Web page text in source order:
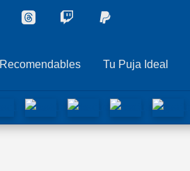
Recomendables Tu Puja Ideal